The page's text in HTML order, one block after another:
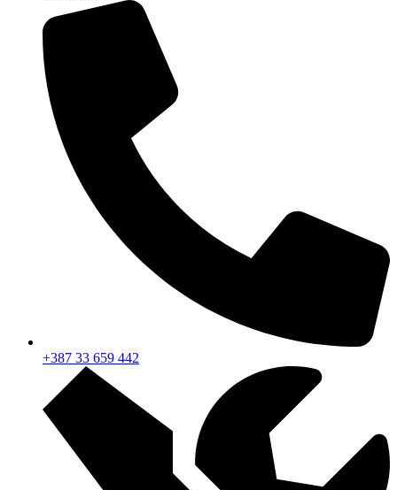
+387 33 659 442